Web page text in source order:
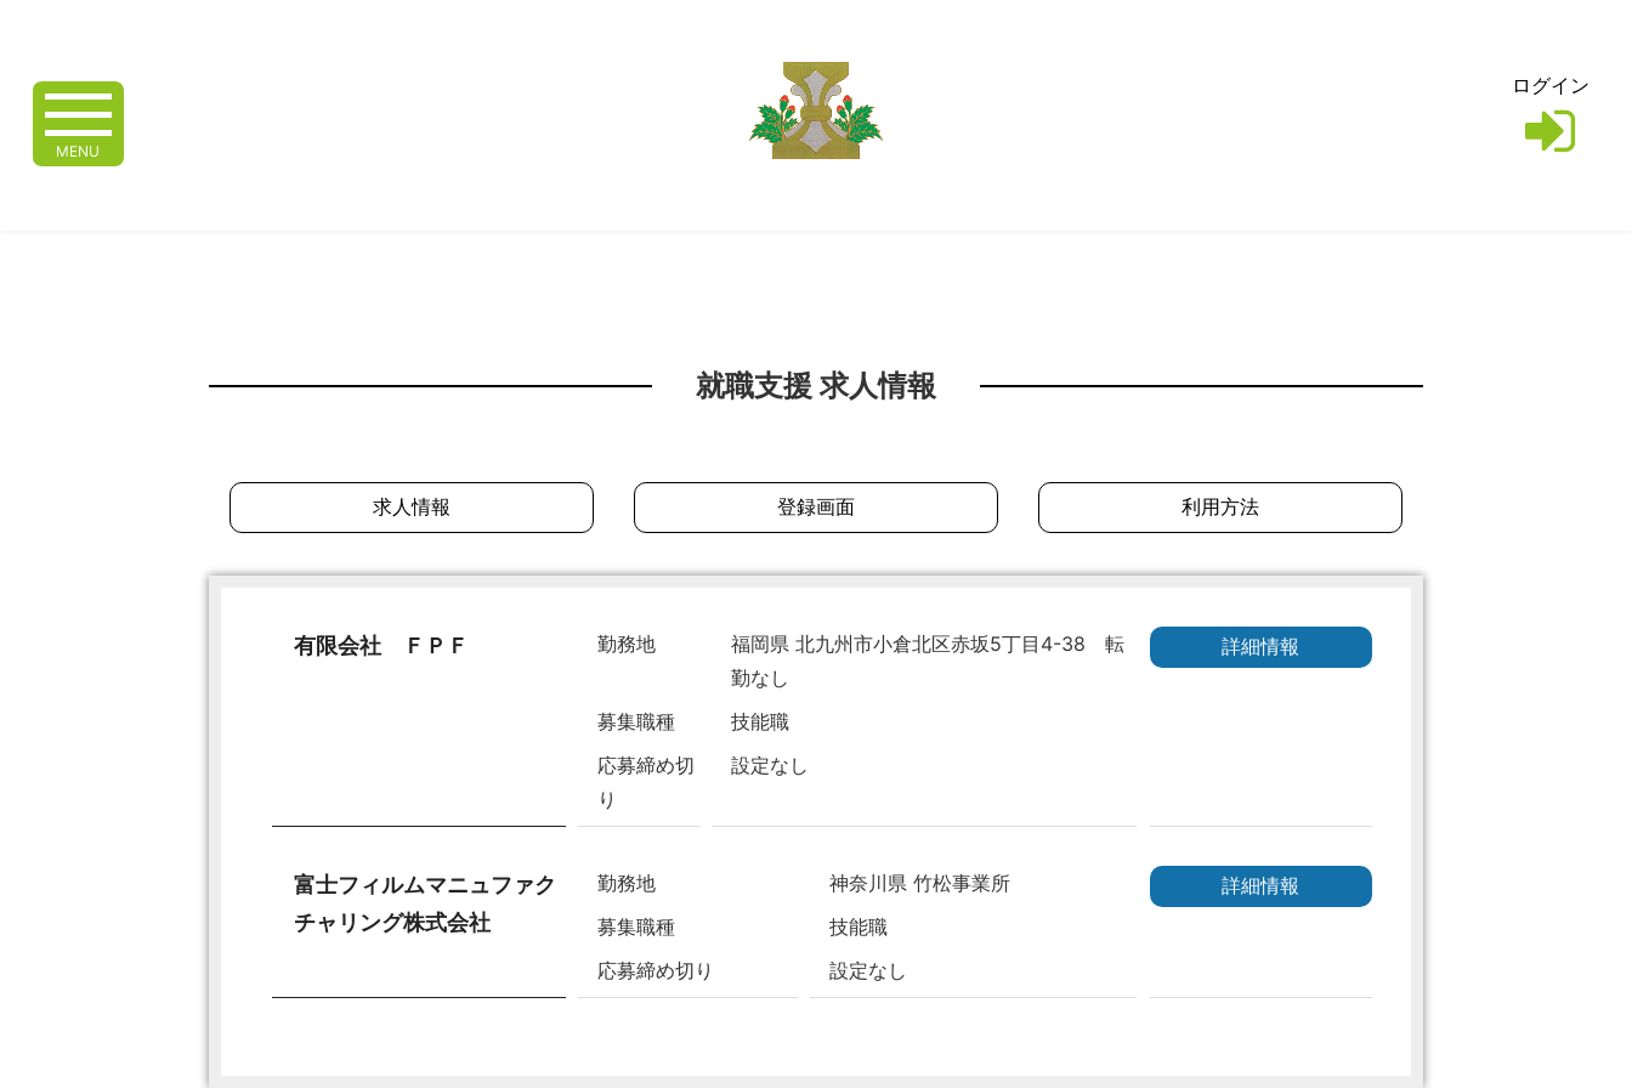
MENU
ログイン
就職支援 求人情報
求人情報 登録画面 利用方法
有限会社 ＦＰＦ 勤務地
福岡県 北九州市小倉北区赤坂5丁目4-38 転
勤なし
募集職種
技能職
応募締め切
り
設定なし
詳細情報
富士フィルムマニュファク
チャリング株式会社
勤務地
神奈川県 竹松事業所
募集職種
技能職
応募締め切り
設定なし
詳細情報